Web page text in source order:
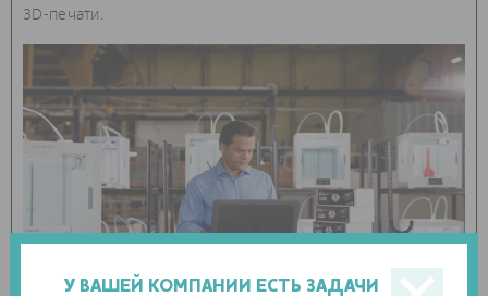
У ВАШЕЙ КОМПАНИИ ЕСТЬ ЗАДАЧИ
3D-печати.